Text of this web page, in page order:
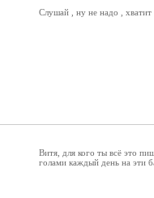
Слушай , ну не надо ,
Витя, для кого ты всё это
голами каждый день на эти